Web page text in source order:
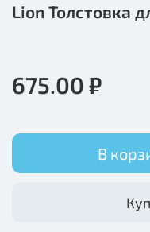
Lion Толстовка
675.00 ₽
В